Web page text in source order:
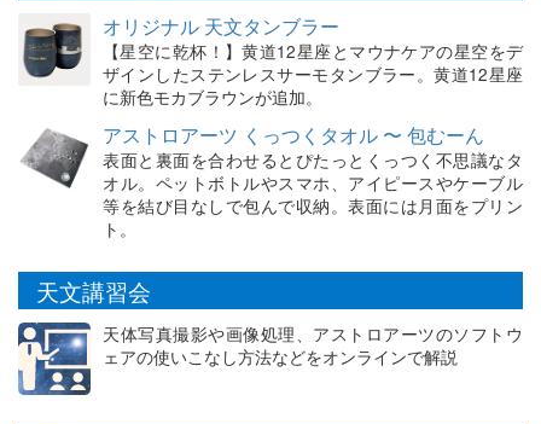
オリジナル 天文タンブラー
【星空に乾杯！】黄道12星座とマウナケアの星空をデ
ザインしたステンレスサーモタンブラー。黄道12星座
に新色モカブラウンが追加。
アストロアーツ くっつくタオル 〜 包むーん
表面と裏面を合わせるとぴたっとくっつく不思議なタ
オル。ペットボトルやスマホ、アイピースやケーブル
等を結び目なしで包んで収納。表面には月面をプリン
ト。
天文講習会
天体写真撮影や画像処理、アストロアーツのソフトウ
ェアの使いこなし方法などをオンラインで解説